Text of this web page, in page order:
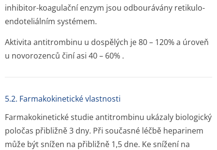
inhibitor-koagulační enzym jsou odbourávány retikulo-
endoteliálním systémem.
Aktivita antitrombinu u dospělých je 80 – 120% a úroveň
u novorozenců činí asi 40 – 60% .
5.2. Farmakokinetické vlastnosti
Farmakokinetické studie antitrombinu ukázaly biologický
poločas přibližně 3 dny. Při současné léčbě heparinem
může být snížen na přibližně 1,5 dne. Ke snížení na